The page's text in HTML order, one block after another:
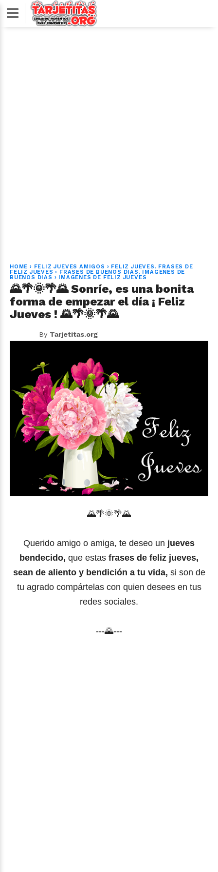
HOME › FELIZ JUEVES AMIGOS › FELIZ JUEVES. FRASES DE
FELIZ JUEVES › FRASES DE BUENOS DIAS. IMAGENES DE
BUENOS DIAS › IMAGENES DE FELIZ JUEVES
🌄🌴🌞🌴🌄 Sonríe, es una bonita
forma de empezar el día ¡ Feliz
Jueves ! 🌄🌴🌞🌴🌄
By Tarjetitas.org
🌄🌴🌞🌴🌄
Querido amigo o amiga, te deseo un jueves
bendecido, que estas frases de feliz jueves,
sean de aliento y bendición a tu vida, si son de
tu agrado compártelas con quien desees en tus
redes sociales.
---🌄---